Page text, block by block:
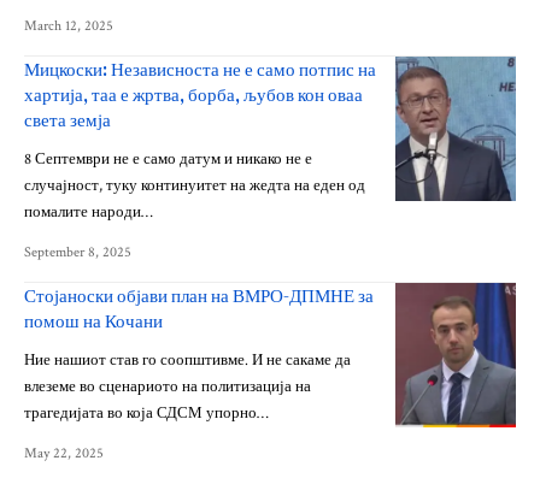
March 12, 2025
Мицкоски: Независноста не е само потпис на
хартија, таа е жртва, борба, љубов кон оваа
света земја
8 Септември не е само датум и никако не е
случајност, туку континуитет на жедта на еден од
помалите народи…
September 8, 2025
Стојаноски објави план на ВМРО-ДПМНЕ за
помош на Кочани
Ние нашиот став го соопштивме. И не сакаме да
влеземе во сценариото на политизација на
трагедијата во која СДСМ упорно…
May 22, 2025